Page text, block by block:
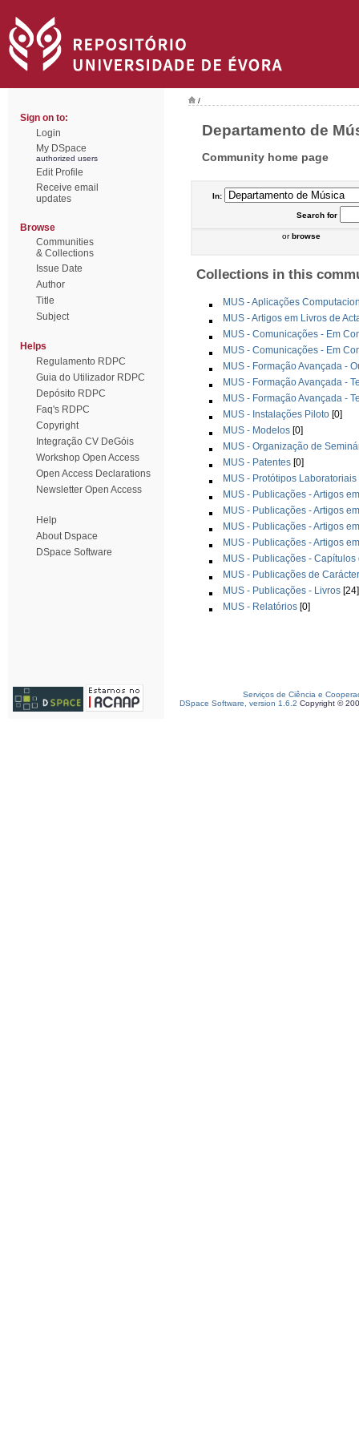
Sign on to:
Login
My DSpace
authorized users
Edit Profile
Receive email
updates
Browse
Communities
& Collections
Issue Date
Author
Title
Subject
Helps
Regulamento RDPC
Guia do Utilizador RDPC
Depósito RDPC
Faq's RDPC
Copyright
Integração CV DeGóis
Workshop Open Access
Open Access Declarations
Newsletter Open Access
Help
About Dspace
DSpace Software
/
Departamento de
Community home page
In:
Searchfor
orbrowse
Collections in this
MUS - Aplicações
MUS - Artigos em Livros de
MUS - Comunicações - Em
MUS - Comunicações - Em
MUS - Formação Avançada -
MUS - Formação Avançada -
MUS - Formação Avançada -
MUS - Instalações Piloto [0]
MUS - Modelos [0]
MUS - Organização de
MUS - Patentes [0]
MUS - Protótipos Laboratoriais
MUS - Publicações - Artigos
MUS - Publicações - Artigos
MUS - Publicações - Artigos
MUS - Publicações - Artigos
MUS - Publicações - Capítulos
MUS - Publicações de
MUS - Publicações - Livros [24]
MUS - Relatórios [0]
Serviços de Ciência e
DSpace Software, version 1.6.2 Copyright ©